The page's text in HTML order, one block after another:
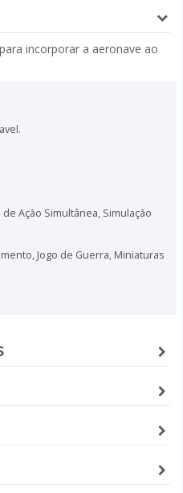
incorporar a aeronave ao
de Ação Simultânea, Simulação
, Jogo de Guerra, Miniaturas